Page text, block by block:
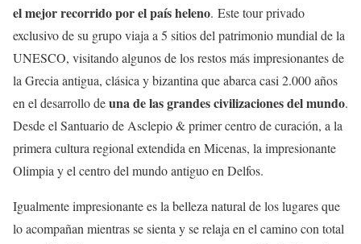
el mejor recorrido por el país heleno. Este tour privado
exclusivo de su grupo viaja a 5 sitios del patrimonio mundial de la
UNESCO, visitando algunos de los restos más impresionantes de
la Grecia antigua, clásica y bizantina que abarca casi 2.000 años
en el desarrollo deuna de las grandes civilizaciones del mundo.
Desde el Santuario de Asclepio & primer centro de curación, a la
primera cultura regional extendida en Micenas, la impresionante
Olimpia y el centro del mundo antiguo en Delfos.
Igualmente impresionante es la belleza natural de los lugares que
lo acompañan mientras se sienta y se relaja en el camino con total